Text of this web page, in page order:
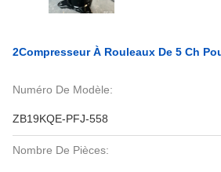
2Compresseur À Rouleaux De 5 Ch
Numéro De Modèle:
ZB19KQE-PFJ-558
Nombre De Pièces: